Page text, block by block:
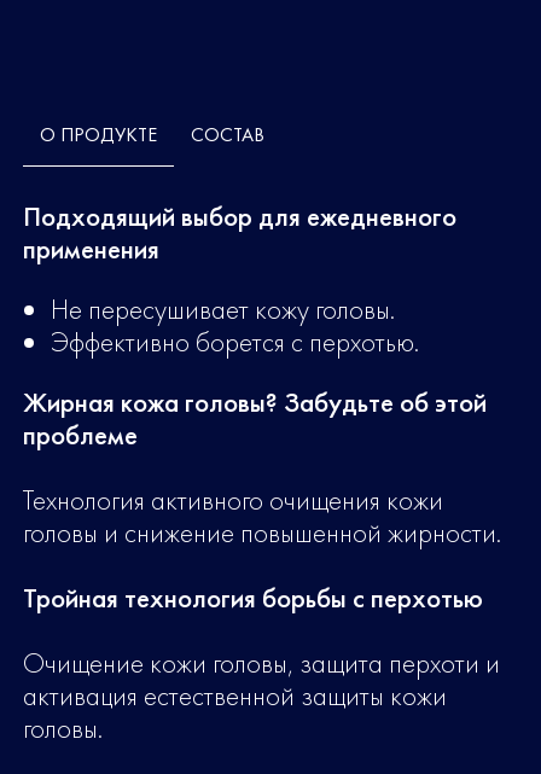
О ПРОДУКТЕ СОСТАВ
Подходящий выбор для ежедневного
применения
Не пересушивает кожу головы.
Эффективно борется с перхотью.
Жирная кожа головы? Забудьте об этой
проблеме
Технология активного очищения кожи
головы и снижение повышенной жирности.
Тройная технология борьбы с перхотью
Очищение кожи головы, защита перхоти и
активация естественной защиты кожи
головы.